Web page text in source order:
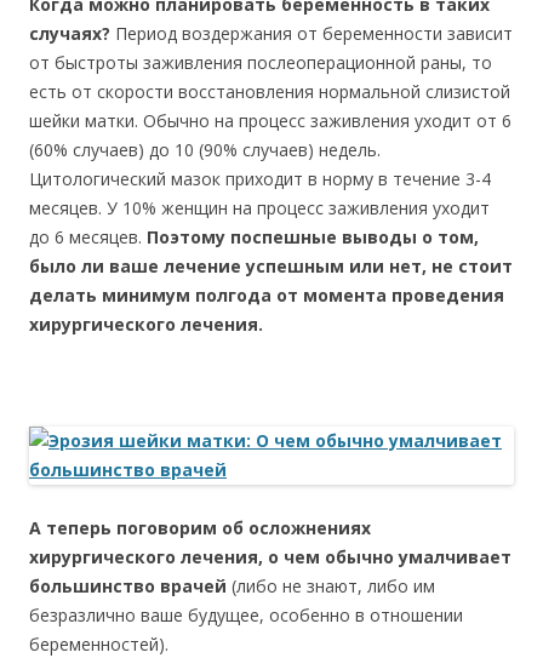
Когда можно планировать беременность в таких
случаях? Период воздержания от беременности зависит
от быстроты заживления послеоперационной раны, то
есть от скорости восстановления нормальной слизистой
шейки матки. Обычно на процесс заживления уходит от 6
(60% случаев) до 10 (90% случаев) недель.
Цитологический мазок приходит в норму в течение 3-4
месяцев. У 10% женщин на процесс заживления уходит
до 6 месяцев. Поэтому поспешные выводы о том,
было ли ваше лечение успешным или нет, не стоит
делать минимум полгода от момента проведения
хирургического лечения.
А теперь поговорим об осложнениях
хирургического лечения, о чем обычно умалчивает
большинство врачей (либо не знают, либо им
безразлично ваше будущее, особенно в отношении
беременностей).